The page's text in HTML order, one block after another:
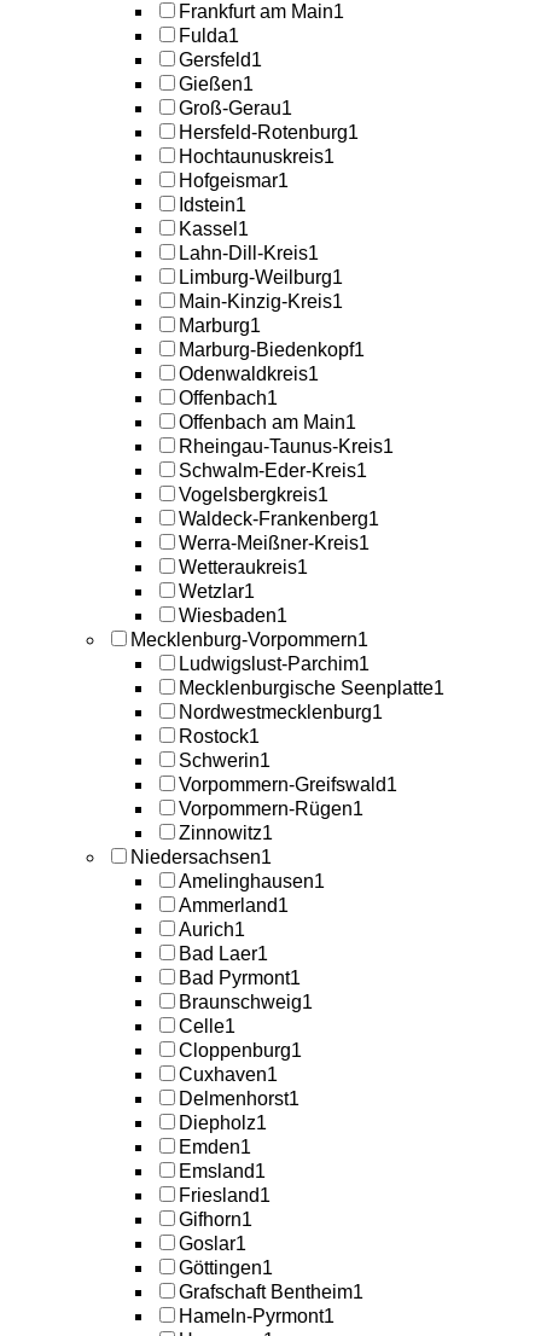
Frankfurt am Main1
Fulda1
Gersfeld1
Gießen1
Groß-Gerau1
Hersfeld-Rotenburg1
Hochtaunuskreis1
Hofgeismar1
Idstein1
Kassel 1
Lahn-Dill-Kreis1
Limburg-Weilburg1
Main-Kinzig-Kreis1
Marburg1
Marburg-Biedenkopf1
Odenwaldkreis1
Offenbach1
Offenbach am Main1
Rheingau-Taunus-Kreis1
Schwalm-Eder-Kreis1
Vogelsbergkreis1
Waldeck-Frankenberg1
Werra-Meißner-Kreis1
Wetteraukreis1
Wetzlar1
Wiesbaden1
Mecklenburg-Vorpommern1
Ludwigslust-Parchim1
Mecklenburgische Seenplatte1
Nordwestmecklenburg1
Rostock1
Schwerin1
Vorpommern-Greifswald1
Vorpommern-Rügen1
Zinnowitz1
Niedersachsen1
Amelinghausen1
Ammerland1
Aurich1
Bad Laer1
Bad Pyrmont1
Braunschweig1
Celle1
Cloppenburg1
Cuxhaven1
Delmenhorst1
Diepholz1
Emden1
Emsland1
Friesland1
Gifhorn1
Goslar1
Göttingen1
Grafschaft Bentheim1
Hameln-Pyrmont1